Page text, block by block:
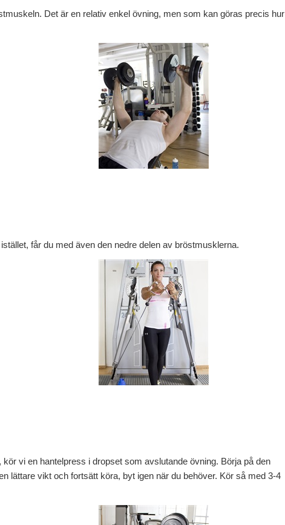
Det är en relativ enkel övning, men som kan göras precis hur
får du med även den nedre delen av bröstmusklerna.
vi en hantelpress i dropset som avslutande övning. Börja på den
lättare vikt och fortsätt köra, byt igen när du behöver. Kör så med 3-4